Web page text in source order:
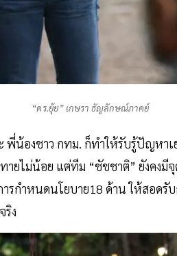
“ดร.ยุ้ย” เกษรา ธัญลักษณ์ภาคย์
น้องชาว กทม. ก็ทำให้รับรู้ปัญหา
ยไม่น้อย แต่ทีม “ชัชชาติ” ยังคง
ารกำหนดนโยบาย18 ด้าน ให้สอด
ง